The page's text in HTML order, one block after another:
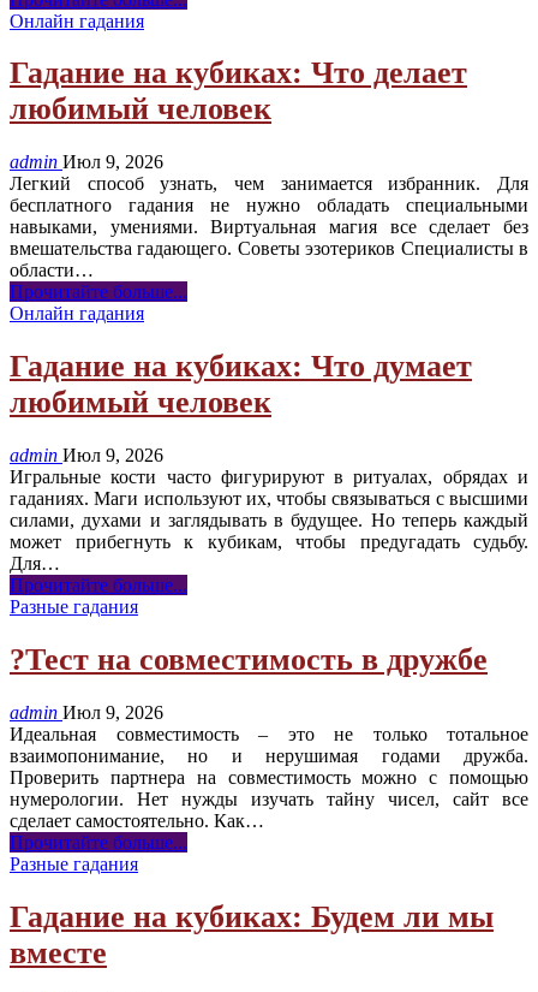
Онлайн гадания
Гадание на кубиках: Что делает
любимый человек
admin Июл 9, 2026
Легкий способ узнать, чем занимается избранник. Для
бесплатного гадания не нужно обладать специальными
навыками, умениями. Виртуальная магия все сделает без
вмешательства гадающего. Советы эзотериков Специалисты в
области…
Прочитайте больше...
Онлайн гадания
Гадание на кубиках: Что думает
любимый человек
admin Июл 9, 2026
Игральные кости часто фигурируют в ритуалах, обрядах и
гаданиях. Маги используют их, чтобы связываться с высшими
силами, духами и заглядывать в будущее. Но теперь каждый
может прибегнуть к кубикам, чтобы предугадать судьбу.
Для…
Прочитайте больше...
Разные гадания
?Тест на совместимость в дружбе
admin Июл 9, 2026
Идеальная совместимость – это не только тотальное
взаимопонимание, но и нерушимая годами дружба.
Проверить партнера на совместимость можно с помощью
нумерологии. Нет нужды изучать тайну чисел, сайт все
сделает самостоятельно. Как…
Прочитайте больше...
Разные гадания
Гадание на кубиках: Будем ли мы
вместе